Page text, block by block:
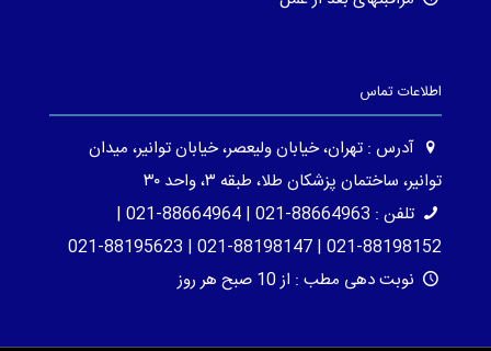
اطلاعات تماس
آدرس : تهران، خیابان ولیعصر، خیابان توانیر، میدان
توانیر، ساختمان پزشکان طلا، طبقه ۳، واحد ۳۰
تلفن : 88664963-021 | 88664964-021 |
88198152-021 | 88198147-021 | 88195623-021
نوبت دهی مطب : از 10 صبح هر روز